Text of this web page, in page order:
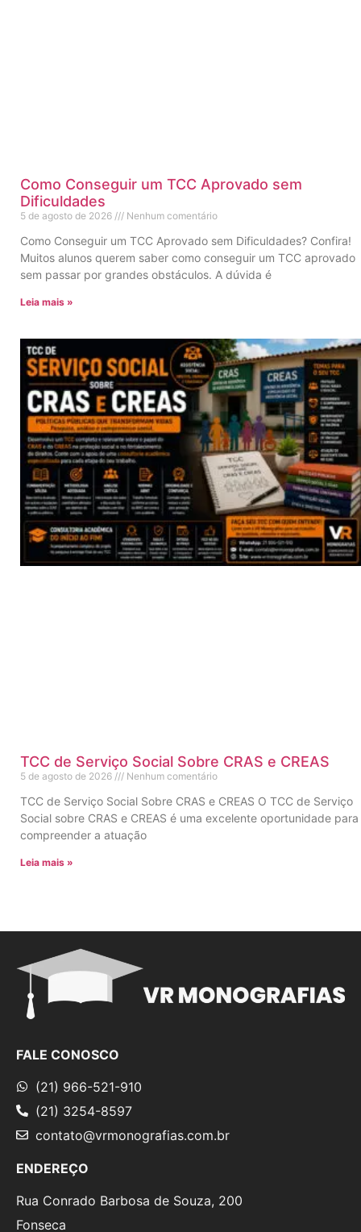
Como Conseguir um TCC Aprovado sem
Dificuldades
5 de agosto de 2026 Nenhum comentário
Como Conseguir um TCC Aprovado sem Dificuldades? Confira!
Muitos alunos querem saber como conseguir um TCC aprovado
sem passar por grandes obstáculos. A dúvida é
Leia mais »
TCC de Serviço Social Sobre CRAS e CREAS
5 de agosto de 2026 Nenhum comentário
TCC de Serviço Social Sobre CRAS e CREAS O TCC de Serviço
Social sobre CRAS e CREAS é uma excelente oportunidade para
compreender a atuação
Leia mais »
FALE CONOSCO
(21) 966-521-910
(21) 3254-8597
contato@vrmonografias.com.br
ENDEREÇO
Rua Conrado Barbosa de Souza, 200
Fonseca